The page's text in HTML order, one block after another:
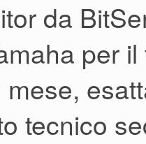
da
per
tecnico